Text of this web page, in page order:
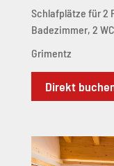
Schlafplätze für 2
Badezimmer, 2
Grimentz
Direkt